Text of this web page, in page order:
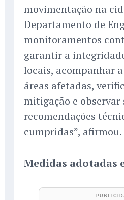
movimentação na
Departamento de
monitoramentos
garantir a
locais, acompanhar
áreas afetadas,
mitigação e observar
recomendações
cumpridas”, afirmou.
Medidas adotadas